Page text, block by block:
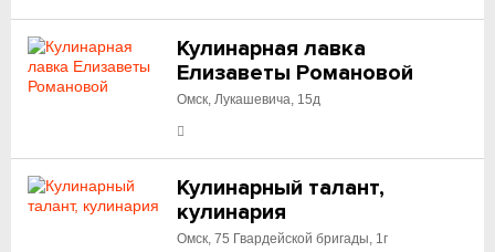
Кулинарная лавка
Елизаветы Романовой
Омск, Лукашевича, 15д
Кулинарный талант,
кулинария
Омск, 75 Гвардейской бригады, 1г